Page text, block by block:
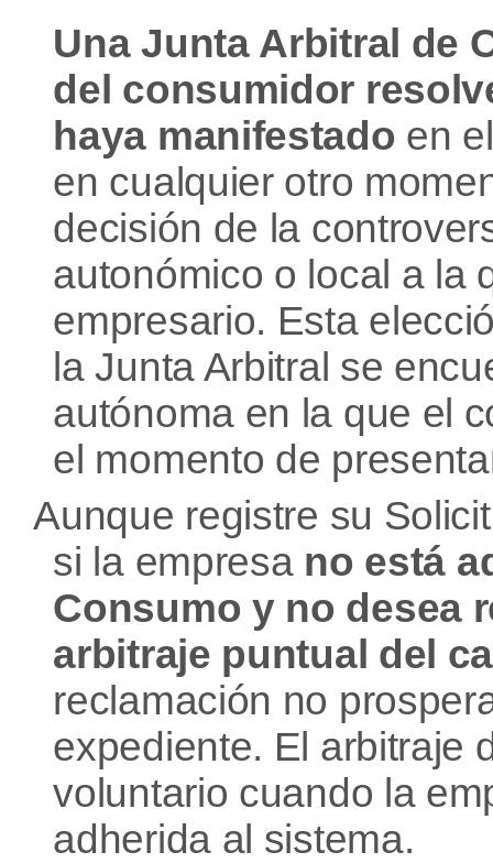
Una Junta Arbitral de
del consumidor
haya manifestado en
en cualquier otro
decisión de la
autonómico o local a la
empresario. Esta
la Junta Arbitral se
autónoma en la que el
el momento de
Aunque registre su
si la empresa no está
Consumo y no desea
arbitraje puntual del
reclamación no
expediente. El arbitraje
voluntario cuando la
adherida al sistema.